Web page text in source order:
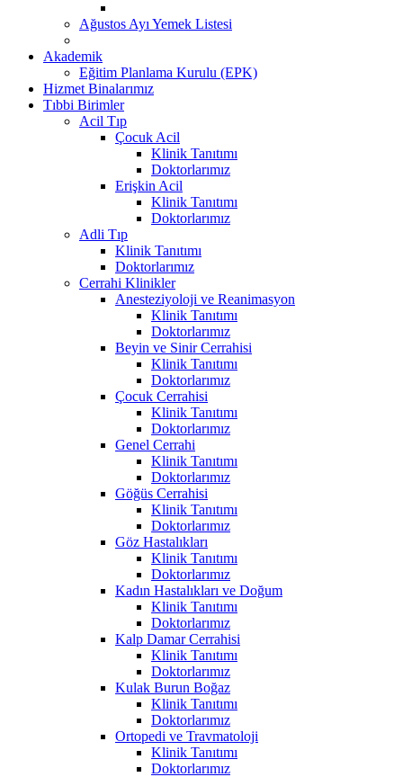
Ağustos Ayı Yemek Listesi
Akademik
Eğitim Planlama Kurulu (EPK)
Hizmet Binalarımız
Tıbbi Birimler
Acil Tıp
Çocuk Acil
Klinik Tanıtımı
Doktorlarımız
Erişkin Acil
Klinik Tanıtımı
Doktorlarımız
Adli Tıp
Klinik Tanıtımı
Doktorlarımız
Cerrahi Klinikler
Anesteziyoloji ve Reanimasyon
Klinik Tanıtımı
Doktorlarımız
Beyin ve Sinir Cerrahisi
Klinik Tanıtımı
Doktorlarımız
Çocuk Cerrahisi
Klinik Tanıtımı
Doktorlarımız
Genel Cerrahi
Klinik Tanıtımı
Doktorlarımız
Göğüs Cerrahisi
Klinik Tanıtımı
Doktorlarımız
Göz Hastalıkları
Klinik Tanıtımı
Doktorlarımız
Kadın Hastalıkları ve Doğum
Klinik Tanıtımı
Doktorlarımız
Kalp Damar Cerrahisi
Klinik Tanıtımı
Doktorlarımız
Kulak Burun Boğaz
Klinik Tanıtımı
Doktorlarımız
Ortopedi ve Travmatoloji
Klinik Tanıtımı
Doktorlarımız